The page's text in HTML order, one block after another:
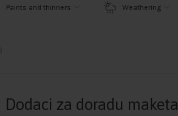
Paints and thinners Weathering
Dodaci za doradu maketa